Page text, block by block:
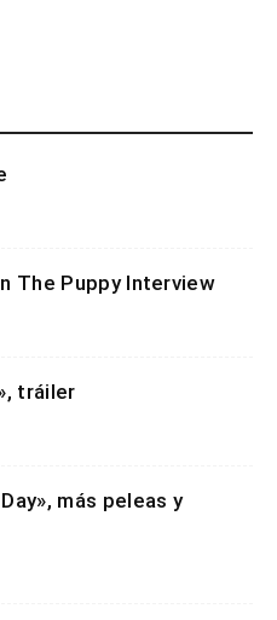
The Puppy Interview
tráiler
más peleas y